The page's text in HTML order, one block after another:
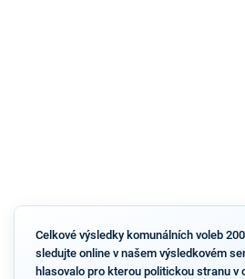
Celkové výsledky komunálních voleb
sledujte online v našem výsledkovém
hlasovalo pro kterou politickou stranu v